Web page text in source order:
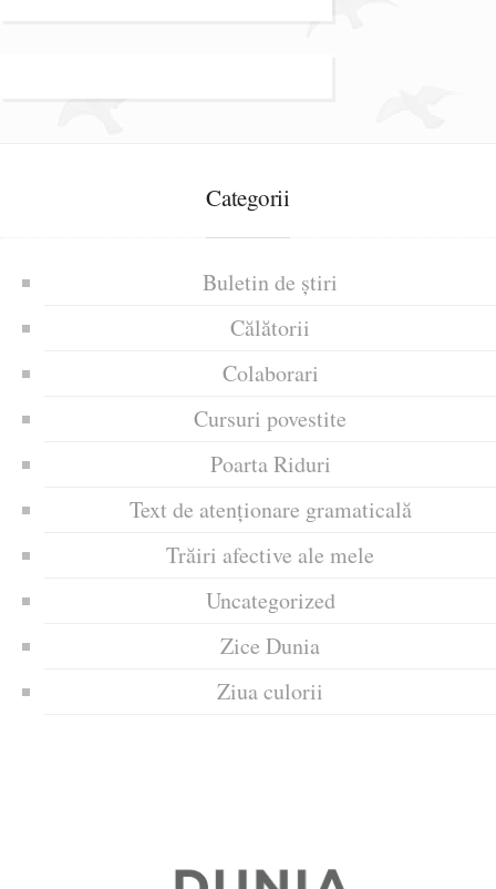
Categorii
Buletin de știri
Călătorii
Colaborari
Cursuri povestite
Poarta Riduri
Text de atenționare gramaticală
Trăiri afective ale mele
Uncategorized
Zice Dunia
Ziua culorii